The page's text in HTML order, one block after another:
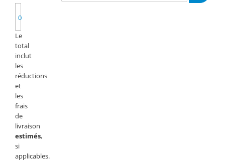
0
Le
total
inclut
les
réductions
et
les
frais
de
livraison
estimés,
si
applicables.